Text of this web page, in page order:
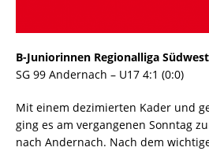
B-Juniorinnen Regionalliga Südwest
SG 99 Andernach – U17 4:1 (0:0)
Mit einem dezimierten Kader und
ging es am vergangenen Sonntag
nach Andernach. Nach dem